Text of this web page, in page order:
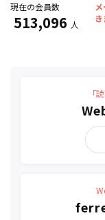
現在の会員数
513,096 人
「